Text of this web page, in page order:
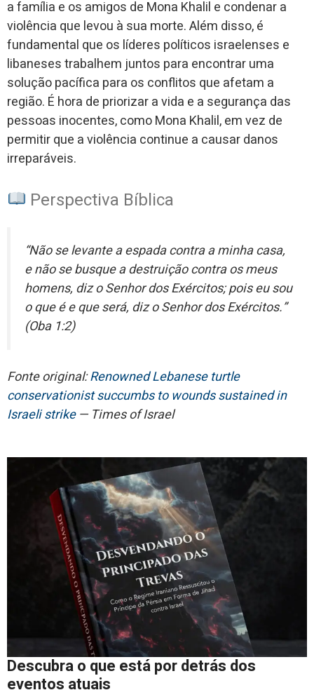
a família e os amigos de Mona Khalil e condenar a
violência que levou à sua morte. Além disso, é
fundamental que os líderes políticos israelenses e
libaneses trabalhem juntos para encontrar uma
solução pacífica para os conflitos que afetam a
região. É hora de priorizar a vida e a segurança das
pessoas inocentes, como Mona Khalil, em vez de
permitir que a violência continue a causar danos
irreparáveis.
Perspectiva Bíblica
“Não se levante a espada contra a minha casa,
e não se busque a destruição contra os meus
homens, diz o Senhor dos Exércitos; pois eu sou
o que é e que será, diz o Senhor dos Exércitos.”
(Oba 1:2)
Fonte original:Renowned Lebanese turtle
conservationist succumbs to wounds sustained in
Israeli strike— Times of Israel
Descubra o que está por detrás dos
eventos atuais